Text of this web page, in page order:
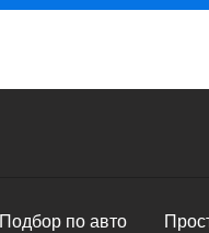
Подбор по авто